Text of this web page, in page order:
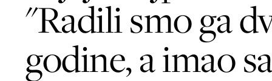
"Radili smo ga
godine, a imao